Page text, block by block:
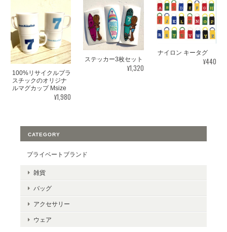
100%リサイクルプラ
スチックのオリジナ
ルマグカップ Msize
¥1,980
ステッカー3枚セット
¥1,320
ナイロン キータグ
¥440
CATEGORY
プライベートブランド
雑貨
バッグ
アクセサリー
ウェア